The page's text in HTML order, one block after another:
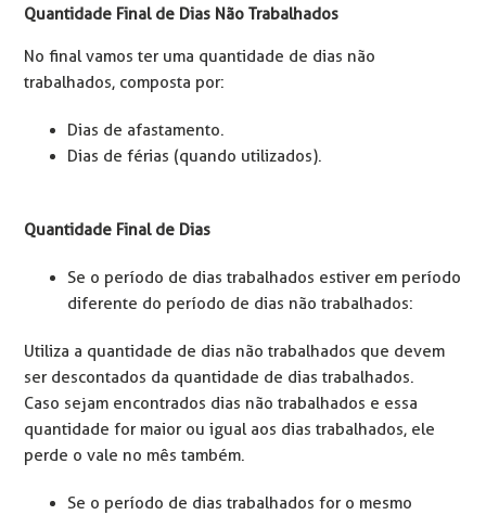
Quantidade Final de Dias Não Trabalhados
No final vamos ter uma quantidade de dias não
trabalhados, composta por:
Dias de afastamento.
Dias de férias (quando utilizados).
Quantidade Final de Dias
Se o período de dias trabalhados estiver em período
diferente do período de dias não trabalhados:
Utiliza a quantidade de dias não trabalhados que devem
ser descontados da quantidade de dias trabalhados.
Caso sejam encontrados dias não trabalhados e essa
quantidade for maior ou igual aos dias trabalhados, ele
perde o vale no mês também.
Se o período de dias trabalhados for o mesmo